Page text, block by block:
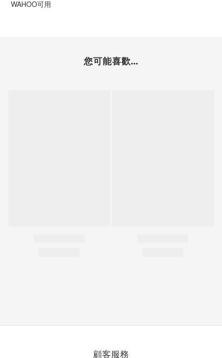
WAHOO可用
您可能喜歡...
顧客服務